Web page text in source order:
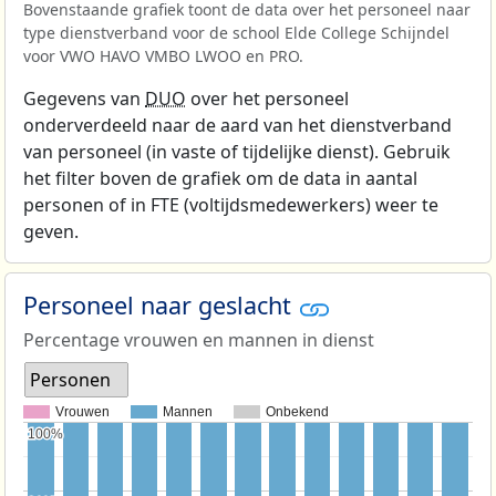
Bovenstaande grafiek toont de data over het personeel naar
type dienstverband voor de school Elde College Schijndel
voor VWO HAVO VMBO LWOO en PRO.
Gegevens van DUO over het personeel
onderverdeeld naar de aard van het dienstverband
van personeel (in vaste of tijdelijke dienst). Gebruik
het filter boven de grafiek om de data in aantal
personen of in FTE (voltijdsmedewerkers) weer te
geven.
Personeel naar geslacht
Percentage vrouwen en mannen in dienst
Personen
Vrouwen Mannen Onbekend
100%
100%